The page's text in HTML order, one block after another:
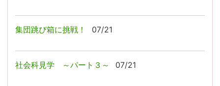
集団跳び箱に挑戦！ 07/21
社会科見学 ～パート３～ 07/21